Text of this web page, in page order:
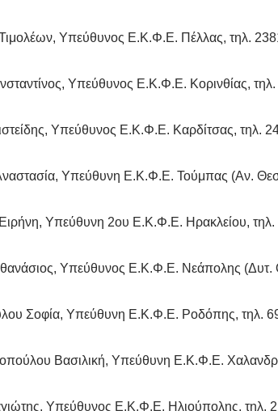
Υπεύθυνος Ε.Κ.Φ.Ε. Πέλλας, τηλ.
Υπεύθυνος Ε.Κ.Φ.Ε. Κορινθίας,
Υπεύθυνος Ε.Κ.Φ.Ε. Καρδίτσας, τηλ.
Υπεύθυνη Ε.Κ.Φ.Ε. Τούμπας (Αν.
Ειρήνη, Υπεύθυνη 2ου Ε.Κ.Φ.Ε. Ηρακλείου,
Υπεύθυνος Ε.Κ.Φ.Ε. Νεάπολης (Δυτ.
Σοφία, Υπεύθυνη Ε.Κ.Φ.Ε. Ροδόπης, τηλ.
Βασιλική, Υπεύθυνη Ε.Κ.Φ.Ε.
Υπεύθυνος Ε.Κ.Φ.Ε. Ηλιούπολης, τηλ.